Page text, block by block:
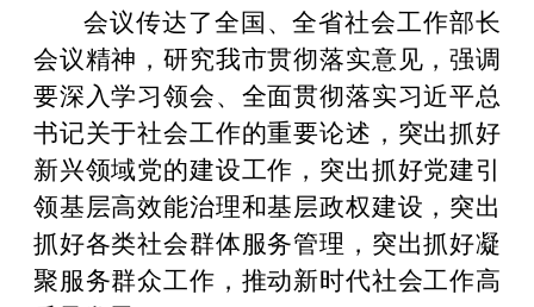
会议传达了全国、全省社会工作部长
会议精神，研究我市贯彻落实意见，强调
要深入学习领会、全面贯彻落实习近平总
书记关于社会工作的重要论述，突出抓好
新兴领域党的建设工作，突出抓好党建引
领基层高效能治理和基层政权建设，突出
抓好各类社会群体服务管理，突出抓好凝
聚服务群众工作，推动新时代社会工作高